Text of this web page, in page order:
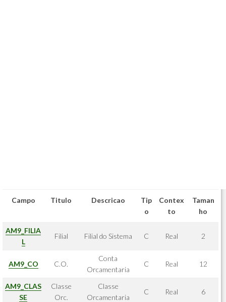
Campo Titulo Descricao
Tip
o
Contex
to
Taman
ho
AM9_FILIA
L
Filial Filial do Sistema C Real 2
AM9_CO C.O.
Conta
Orcamentaria
C Real 12
AM9_CLAS
SE
Classe
Orc.
Classe
Orcamentaria
C Real 6